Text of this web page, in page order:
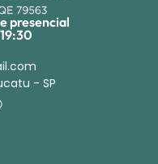
presencial
- SP